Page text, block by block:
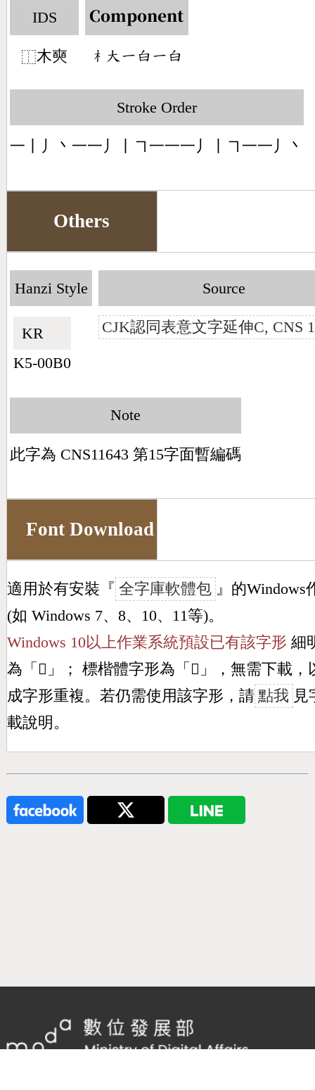
IDS
⿰木奭
Component
󶂸󶁨󶀀󶅊󶀀󶅊
Stroke Order
一丨丿丶一一丿丨㇕一一一丿丨㇕一一丿丶
Others
Hanzi Style
KR🇰🇷
K5-00B0
Source
CJK認同表意文字延伸C, CNS
Note
此字為 CNS11643 第15字面暫編碼
Font Download
適用於有安裝『 全字庫軟體包 』的Windows
(如 Windows 7、8、10、11等)。
Windows 10以上作業系統預設已有該字形 細
為「 𪴑 」； 標楷體字形為「 𪴑 」，無需下載，
成字形重複。若仍需使用該字形，請 點我 見
載說明。